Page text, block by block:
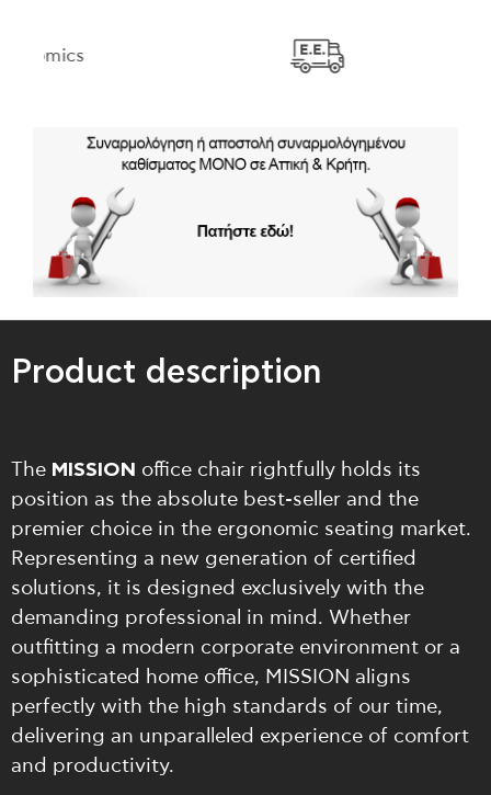
14 day return option
Product description
The MISSION office chair rightfully holds its
position as the absolute best-seller and the
premier choice in the ergonomic seating market.
Representing a new generation of certified
solutions, it is designed exclusively with the
demanding professional in mind. Whether
outfitting a modern corporate environment or a
sophisticated home office, MISSION aligns
perfectly with the high standards of our time,
delivering an unparalleled experience of comfort
and productivity.